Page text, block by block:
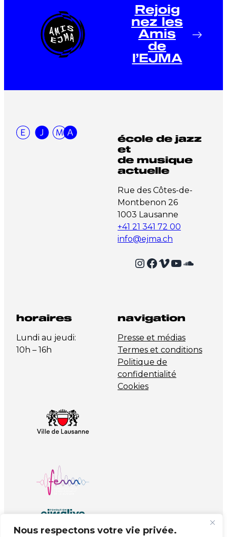
Nous respectons votre vie privée.
Rejoig
nez les
Amis
de
l’EJMA
école de jazz
et
de musique
actuelle
Rue des Côtes-de-
Montbenon 26
1003 Lausanne
+41 21 341 72 00
info@ejma.ch
InstagramFacebook Vimeo YouTube SoundCloud
horaires
Lundi au jeudi:
10h – 16h
navigation
Presse et médias
Termes et conditions
Politique de
confidentialité
Cookies